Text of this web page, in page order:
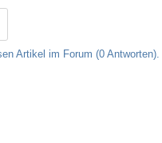
Artikel im Forum (0 Antworten).